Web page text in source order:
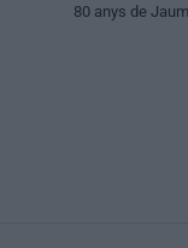
80 anys de